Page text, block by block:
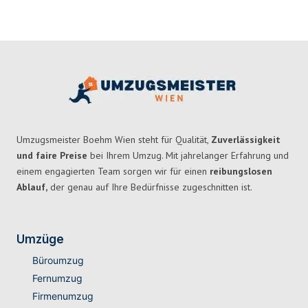
Umzugsmeister Boehm Wien steht für Qualität, Zuverlässigkeit
und faire Preise bei Ihrem Umzug. Mit jahrelanger Erfahrung und
einem engagierten Team sorgen wir für einen reibungslosen
Ablauf, der genau auf Ihre Bedürfnisse zugeschnitten ist.
Umzüge
Büroumzug
Fernumzug
Firmenumzug